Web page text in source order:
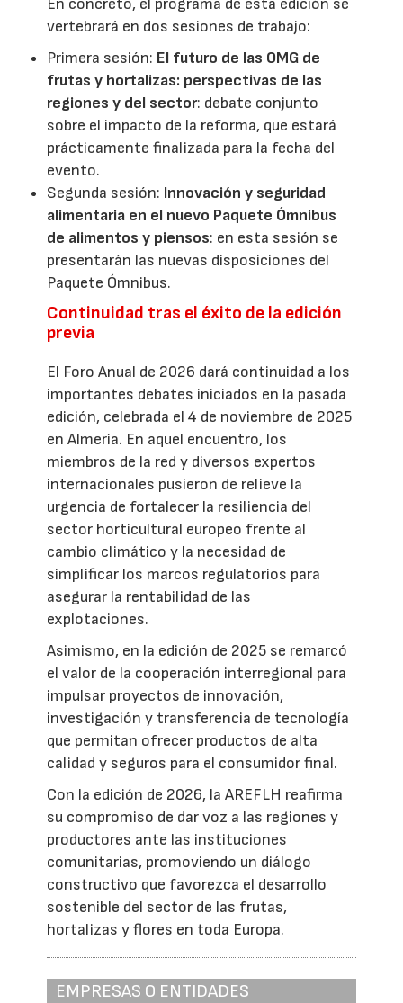
En concreto, el programa de esta edición se
vertebrará en dos sesiones de trabajo:
Primera sesión: El futuro de las OMG de
frutas y hortalizas: perspectivas de las
regiones y del sector: debate conjunto
sobre el impacto de la reforma, que estará
prácticamente finalizada para la fecha del
evento.
Segunda sesión: Innovación y seguridad
alimentaria en el nuevo Paquete Ómnibus
de alimentos y piensos: en esta sesión se
presentarán las nuevas disposiciones del
Paquete Ómnibus.
Continuidad tras el éxito de la edición
previa
El Foro Anual de 2026 dará continuidad a los
importantes debates iniciados en la pasada
edición, celebrada el 4 de noviembre de 2025
en Almería. En aquel encuentro, los
miembros de la red y diversos expertos
internacionales pusieron de relieve la
urgencia de fortalecer la resiliencia del
sector horticultural europeo frente al
cambio climático y la necesidad de
simplificar los marcos regulatorios para
asegurar la rentabilidad de las
explotaciones.
Asimismo, en la edición de 2025 se remarcó
el valor de la cooperación interregional para
impulsar proyectos de innovación,
investigación y transferencia de tecnología
que permitan ofrecer productos de alta
calidad y seguros para el consumidor final.
Con la edición de 2026, la AREFLH reafirma
su compromiso de dar voz a las regiones y
productores ante las instituciones
comunitarias, promoviendo un diálogo
constructivo que favorezca el desarrollo
sostenible del sector de las frutas,
hortalizas y flores en toda Europa.
EMPRESAS O ENTIDADES